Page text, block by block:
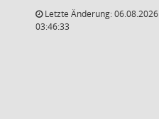
Letzte Änderung: 06.08.2026
03:46:33